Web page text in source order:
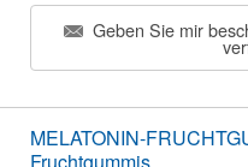
Geben Sie mir
MELATONIN-
Fruchtgummis